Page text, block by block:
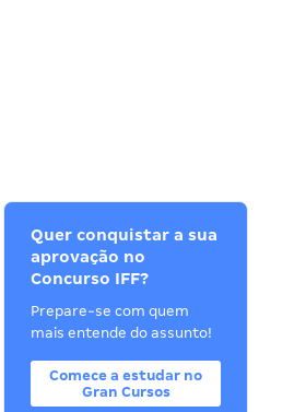
Quer conquistar a sua
aprovação no
Concurso IFF?
Prepare-se com quem
mais entende do assunto!
Comece a estudar no
Gran Cursos